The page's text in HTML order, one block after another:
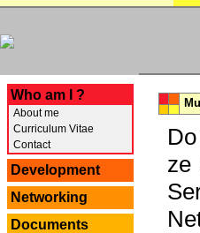
Who am I ?
About me
Curriculum Vitae
Contact
Development
Networking
Documents
ze